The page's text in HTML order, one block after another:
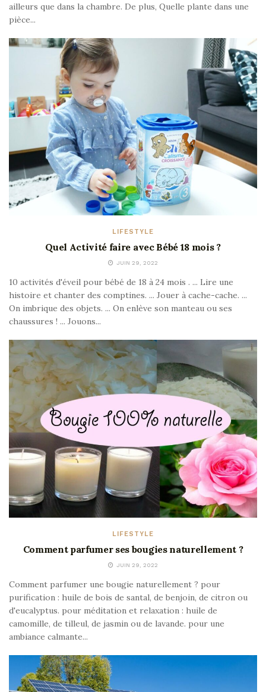
ailleurs que dans la chambre. De plus, Quelle plante dans une
pièce...
LIFESTYLE
Quel Activité faire avec Bébé 18 mois ?
JUIN 29, 2022
10 activités d'éveil pour bébé de 18 à 24 mois . ... Lire une
histoire et chanter des comptines. ... Jouer à cache-cache. ...
On imbrique des objets. ... On enlève son manteau ou ses
chaussures ! ... Jouons...
LIFESTYLE
Comment parfumer ses bougies naturellement ?
JUIN 29, 2022
Comment parfumer une bougie naturellement ? pour
purification : huile de bois de santal, de benjoin, de citron ou
d'eucalyptus. pour méditation et relaxation : huile de
camomille, de tilleul, de jasmin ou de lavande. pour une
ambiance calmante...